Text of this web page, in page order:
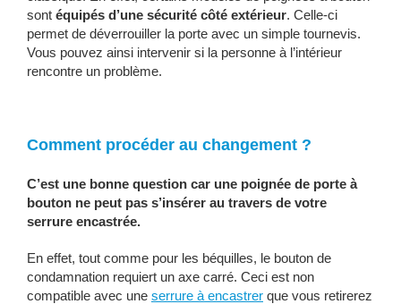
sont équipés d’une sécurité côté extérieur. Celle-ci
permet de déverrouiller la porte avec un simple tournevis.
Vous pouvez ainsi intervenir si la personne à l’intérieur
rencontre un problème.
Comment procéder au changement ?
C’est une bonne question car une poignée de porte à
bouton ne peut pas s’insérer au travers de votre
serrure encastrée.
En effet, tout comme pour les béquilles, le bouton de
condamnation requiert un axe carré. Ceci est non
compatible avec une serrure à encastrer que vous retirerez